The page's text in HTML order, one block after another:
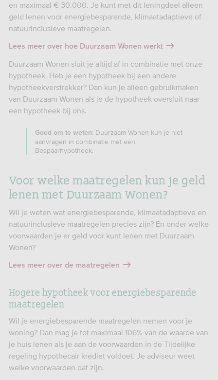
en maximaal € 30.000. Je kunt met dit leningdeel alleen
geld lenen voor energiebesparende, klimaatadaptieve of
natuurinclusieve maatregelen.
Lees meer over hoe Duurzaam Wonen werkt
Duurzaam Wonen sluit je altijd af in combinatie met onze
hypotheek. Heb je een hypotheek bij een andere
hypotheekverstrekker? Dan kun je alleen gebruikmaken
van Duurzaam Wonen als je de hypotheek oversluit naar
een hypotheek bij ons.
Goed om te weten: Duurzaam Wonen kun je niet
aanvragen in combinatie met een
Bespaarhypotheek.
Voor welke maatregelen kun je geld
lenen met Duurzaam Wonen?
Wil je weten wat energiebesparende, klimaatadaptieve en
natuurinclusieve maatregelen precies zijn? En onder welke
voorwaarden je er geld voor kunt lenen met Duurzaam
Wonen?
Lees meer over de maatregelen
Hogere hypotheek voor energiebesparende
maatregelen
Wil je energiebesparende maatregelen nemen voor je
woning? Dan mag je tot maximaal 106% van de waarde van
je huis lenen als je aan de voorwaarden in de Tijdelijke
regeling hypothecair krediet voldoet. Je adviseur weet
welke voorwaarden dat zijn.